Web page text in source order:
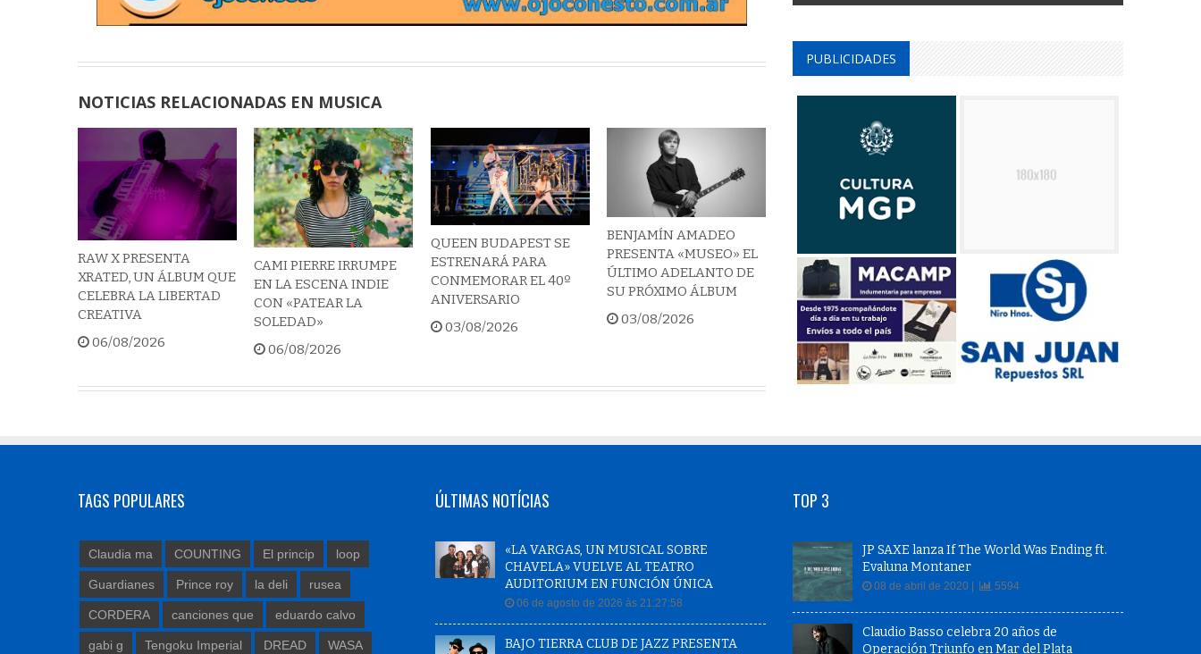
NOTICIAS RELACIONADAS EN MUSICA
RAW X PRESENTA
XRATED, UN ÁLBUM QUE
CELEBRA LA LIBERTAD
CREATIVA
06/08/2026
CAMI PIERRE IRRUMPE
EN LA ESCENA INDIE
CON «PATEAR LA
SOLEDAD»
06/08/2026
QUEEN BUDAPEST SE
ESTRENARÁ PARA
CONMEMORAR EL 40º
ANIVERSARIO
03/08/2026
BENJAMÍN AMADEO
PRESENTA «MUSEO» EL
ÚLTIMO ADELANTO DE
SU PRÓXIMO ÁLBUM
03/08/2026
PUBLICIDADES
TAGS POPULARES
Claudia ma COUNTING El princip loop
Guardianes Prince roy la deli rusea
CORDERA canciones que eduardo calvo
gabi g Tengoku Imperial DREAD WASA
ÚLTIMAS NOTÍCIAS
«LA VARGAS, UN MUSICAL SOBRE
CHAVELA» VUELVE AL TEATRO
AUDITORIUM EN FUNCIÓN ÚNICA
06 de agosto de 2026 às 21:27:58
BAJO TIERRA CLUB DE JAZZ PRESENTA
TOP 3
JP SAXE lanza If The World Was Ending ft.
Evaluna Montaner
08 de abril de 2020 | 5594
Claudio Basso celebra 20 años de
Operación Triunfo en Mar del Plata